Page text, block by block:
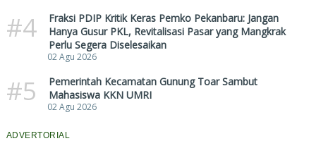
#4
Fraksi PDIP Kritik Keras Pemko Pekanbaru: Jangan
Hanya Gusur PKL, Revitalisasi Pasar yang Mangkrak
Perlu Segera Diselesaikan
02 Agu 2026
#5
Pemerintah Kecamatan Gunung Toar Sambut
Mahasiswa KKN UMRI
02 Agu 2026
ADVERTORIAL